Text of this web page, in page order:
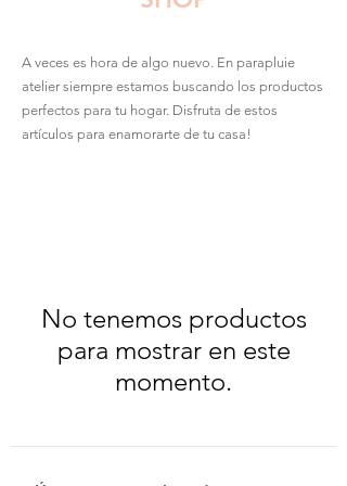
A veces es hora de algo nuevo. En parapluie
atelier siempre estamos buscando los productos
perfectos para tu hogar. Disfruta de estos
artículos para enamorarte de tu casa!
No tenemos productos
para mostrar en este
momento.